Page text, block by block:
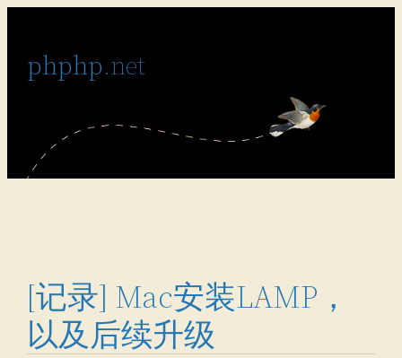
phphp.net
[记录] Mac安装LAMP，
以及后续升级